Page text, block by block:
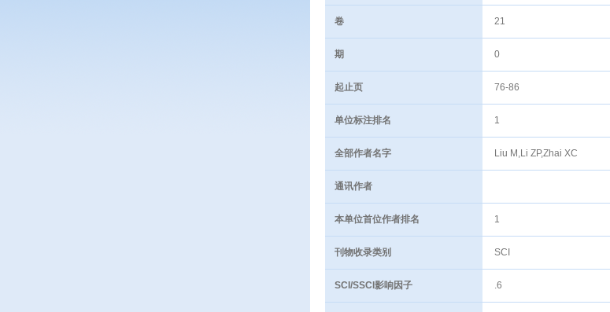
卷 21
期 0
起止页 76-86
单位标注排名 1
全部作者名字 Liu M,Li ZP,Zhai XC
通讯作者
本单位首位作者排名 1
刊物收录类别 SCI
SCI/SSCI影响因子 .6